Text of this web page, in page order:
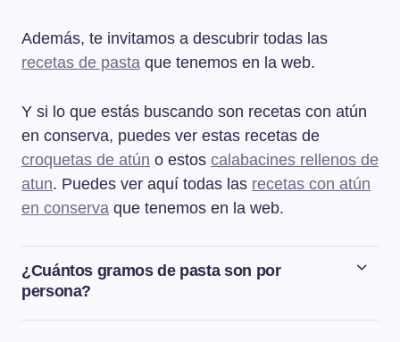
Además, te invitamos a descubrir todas las
recetas de pasta que tenemos en la web.
Y si lo que estás buscando son recetas con atún
en conserva, puedes ver estas recetas de
croquetas de atún o estos calabacines rellenos de
atun. Puedes ver aquí todas las recetas con atún
en conserva que tenemos en la web.
¿Cuántos gramos de pasta son por
persona?
La cantidad de pasta por persona para un adulto es de